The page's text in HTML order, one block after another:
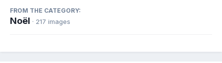
FROM THE CATEGORY:
Noël · 217 images